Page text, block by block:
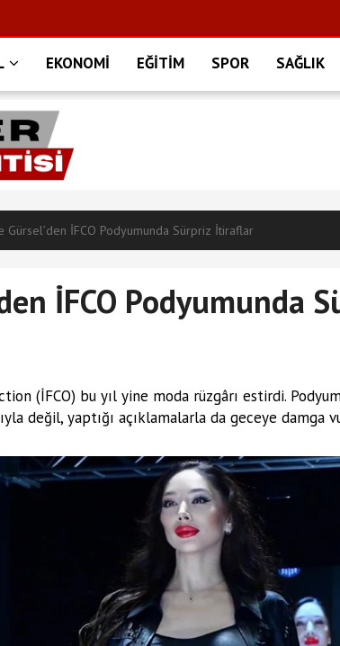
EKONOMİ EĞİTİM SPOR SAĞLIK
Gürsel’den İFCO Podyumunda Sürpriz İtiraflar
İFCO Podyumunda
(İFCO) bu yıl yine moda rüzgârı estirdi.
değil, yaptığı açıklamalarla da geceye damga